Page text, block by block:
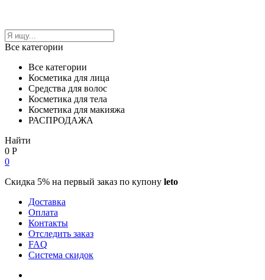
Все категории
Все категории
Косметика для лица
Средства для волос
Косметика для тела
Косметика для макияжа
РАСПРОДАЖА
Найти
0 Р
0
Скидка 5% на первый заказ по купону leto
Доставка
Оплата
Контакты
Отследить заказ
FAQ
Система скидок